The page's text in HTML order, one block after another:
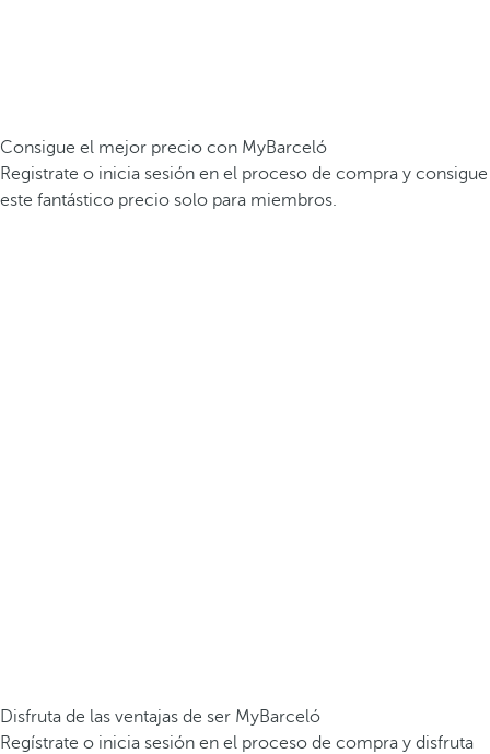
Consigue el mejor precio con MyBarceló
Registrate o inicia sesión en el proceso de compra y consigue
este fantástico precio solo para miembros.
Disfruta de las ventajas de ser MyBarceló
Regístrate o inicia sesión en el proceso de compra y disfruta